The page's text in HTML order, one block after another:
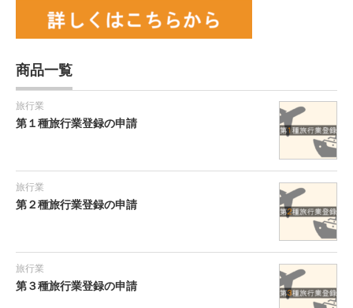
商品一覧
旅行業
第１種旅行業登録の申請
旅行業
第２種旅行業登録の申請
旅行業
第３種旅行業登録の申請